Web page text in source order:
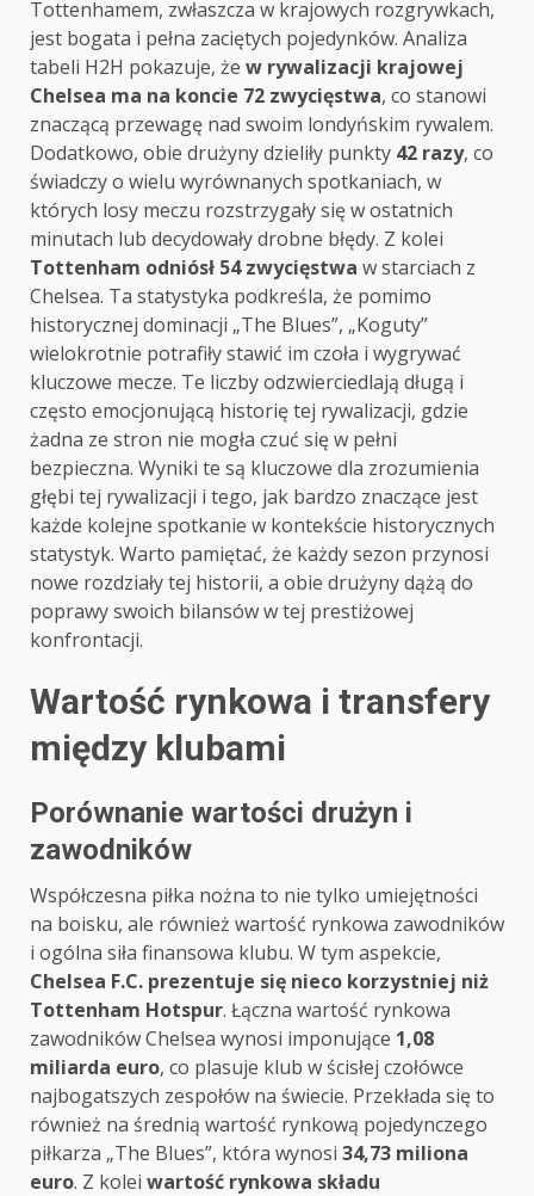
Tottenhamem, zwłaszcza w krajowych rozgrywkach,
jest bogata i pełna zaciętych pojedynków. Analiza
tabeli H2H pokazuje, że w rywalizacji krajowej
Chelsea ma na koncie 72 zwycięstwa, co stanowi
znaczącą przewagę nad swoim londyńskim rywalem.
Dodatkowo, obie drużyny dzieliły punkty 42 razy, co
świadczy o wielu wyrównanych spotkaniach, w
których losy meczu rozstrzygały się w ostatnich
minutach lub decydowały drobne błędy. Z kolei
Tottenham odniósł 54 zwycięstwa w starciach z
Chelsea. Ta statystyka podkreśla, że pomimo
historycznej dominacji „The Blues”, „Koguty”
wielokrotnie potrafiły stawić im czoła i wygrywać
kluczowe mecze. Te liczby odzwierciedlają długą i
często emocjonującą historię tej rywalizacji, gdzie
żadna ze stron nie mogła czuć się w pełni
bezpieczna. Wyniki te są kluczowe dla zrozumienia
głębi tej rywalizacji i tego, jak bardzo znaczące jest
każde kolejne spotkanie w kontekście historycznych
statystyk. Warto pamiętać, że każdy sezon przynosi
nowe rozdziały tej historii, a obie drużyny dążą do
poprawy swoich bilansów w tej prestiżowej
konfrontacji.
Wartość rynkowa i transfery
między klubami
Porównanie wartości drużyn i
zawodników
Współczesna piłka nożna to nie tylko umiejętności
na boisku, ale również wartość rynkowa zawodników
i ogólna siła finansowa klubu. W tym aspekcie,
Chelsea F.C. prezentuje się nieco korzystniej niż
Tottenham Hotspur. Łączna wartość rynkowa
zawodników Chelsea wynosi imponujące 1,08
miliarda euro, co plasuje klub w ścisłej czołówce
najbogatszych zespołów na świecie. Przekłada się to
również na średnią wartość rynkową pojedynczego
piłkarza „The Blues”, która wynosi 34,73 miliona
euro. Z kolei wartość rynkowa składu